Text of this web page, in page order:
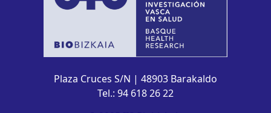
Plaza Cruces S/N | 48903 Barakaldo
Tel.: 94 618 26 22